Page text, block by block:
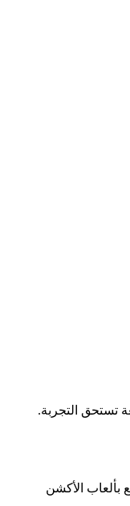
بألعاب الأكشن